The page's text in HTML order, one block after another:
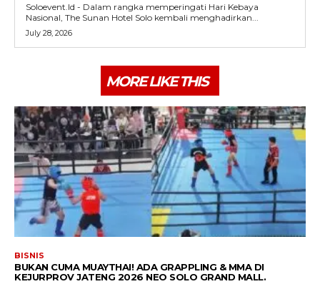
Soloevent.Id - Dalam rangka memperingati Hari Kebaya
Nasional, The Sunan Hotel Solo kembali menghadirkan...
July 28, 2026
MORE LIKE THIS
BISNIS
BUKAN CUMA MUAYTHAI! ADA GRAPPLING & MMA DI
KEJURPROV JATENG 2026 NEO SOLO GRAND MALL.